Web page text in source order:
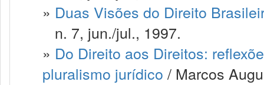
» Duas Visões do Direito
n. 7, jun./jul., 1997.
» Do Direito aos Direitos:
pluralismo jurídico / Marcos